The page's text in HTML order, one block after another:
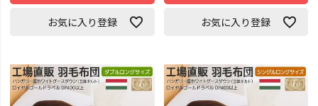
お気に入り登録 お気に入り登録